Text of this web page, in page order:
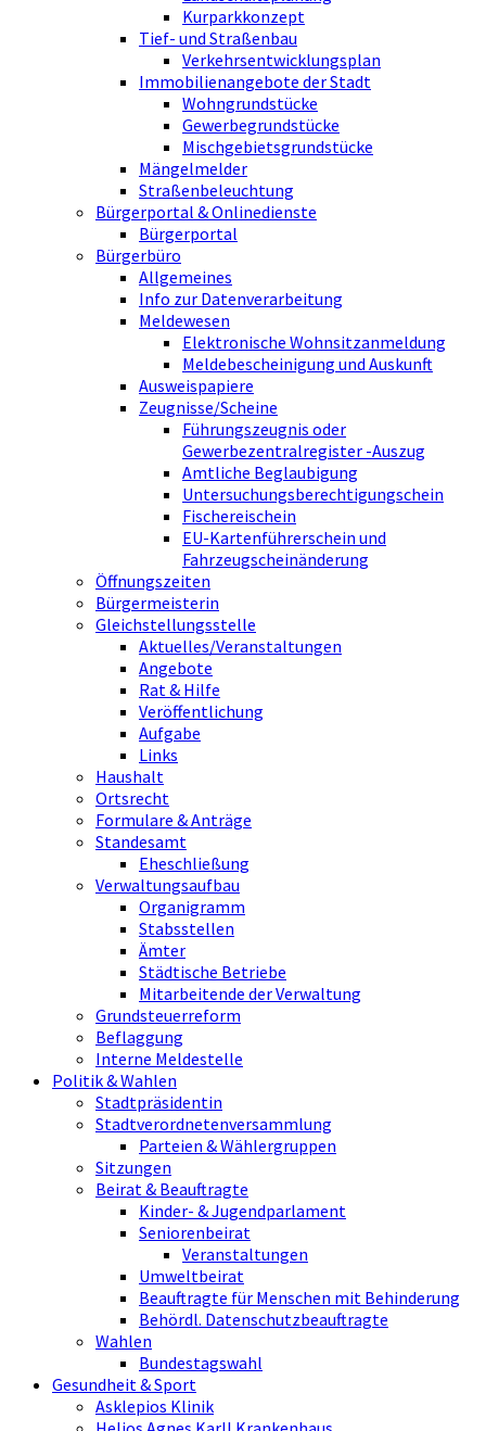
Kurparkkonzept
Tief- und Straßenbau
Verkehrsentwicklungsplan
Immobilienangebote der Stadt
Wohngrundstücke
Gewerbegrundstücke
Mischgebietsgrundstücke
Mängelmelder
Straßenbeleuchtung
Bürgerportal & Onlinedienste
Bürgerportal
Bürgerbüro
Allgemeines
Info zur Datenverarbeitung
Meldewesen
Elektronische Wohnsitzanmeldung
Meldebescheinigung und Auskunft
Ausweispapiere
Zeugnisse/Scheine
Führungszeugnis oder
Gewerbezentralregister -Auszug
Amtliche Beglaubigung
Untersuchungsberechtigungschein
Fischereischein
EU-Kartenführerschein und
Fahrzeugscheinänderung
Öffnungszeiten
Bürgermeisterin
Gleichstellungsstelle
Aktuelles/Veranstaltungen
Angebote
Rat & Hilfe
Veröffentlichung
Aufgabe
Links
Haushalt
Ortsrecht
Formulare & Anträge
Standesamt
Eheschließung
Verwaltungsaufbau
Organigramm
Stabsstellen
Ämter
Städtische Betriebe
Mitarbeitende der Verwaltung
Grundsteuerreform
Beflaggung
Interne Meldestelle
Politik & Wahlen
Stadtpräsidentin
Stadtverordnetenversammlung
Parteien & Wählergruppen
Sitzungen
Beirat & Beauftragte
Kinder- & Jugendparlament
Seniorenbeirat
Veranstaltungen
Umweltbeirat
Beauftragte für Menschen mit Behinderung
Behördl. Datenschutzbeauftragte
Wahlen
Bundestagswahl
Gesundheit & Sport
Asklepios Klinik